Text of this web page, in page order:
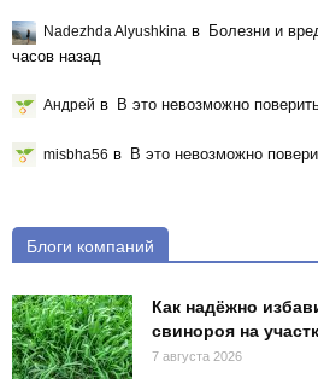
Nadezhda Alyushkina в Болезни и
часов назад
Андрей в В это невозможно
misbha56 в В это невозможно
Блоги компаний
Как надёжно
свинороя на
7 августа 2026